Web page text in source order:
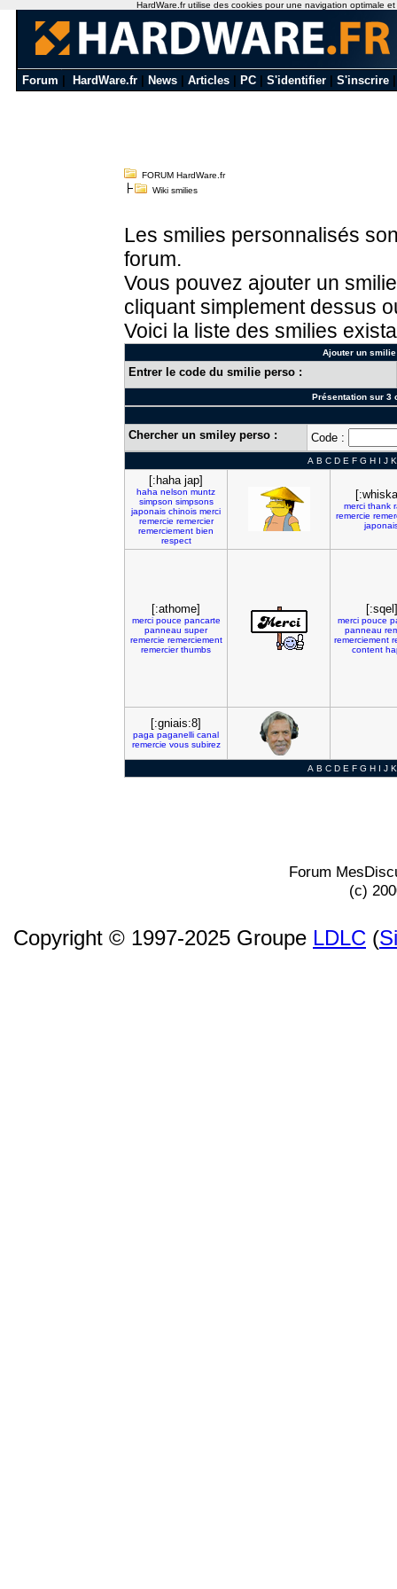
Forum HardWare.fr News Articles PC S'identifier S'inscrire
FORUM HardWare.fr
Wiki smilies
Les smilies personnalisés
forum.
Vous pouvez ajouter un
cliquant simplement dessus
Voici la liste des smilies
Ajouter un
Entrer le code du smilie perso :
Présentation sur 3
Chercher un smiley perso : Code :
A B C D E F G H I J K
[:haha jap]
haha nelson muntz
simpson simpsons
japonais chinois merci
remercie remercier
remerciement bien
respect
merci thank
remercie
[:athome]
merci pouce pancarte
panneau super
remercie remerciement
remercier thumbs
[:sqel]
merci pouce
panneau
remerciement
content
[:gniais:8]
paga paganelli canal
remercie vous subirez
A B C D E F G H I J K
Forum
(c)
Copyright © 1997-2025 Groupe LDLC (
HardWare.fr utilise des cookies pour une navigation optimale